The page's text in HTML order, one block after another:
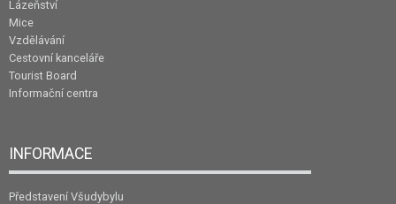
Lázeňství
Mice
Vzdělávání
Cestovní kanceláře
Tourist Board
Informační centra
INFORMACE
Představení Všudybylu